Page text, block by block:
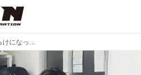
「どんなに血だらけになっても、最後に勝つのは自分」RIZIN.15に出場する伊藤盛一郎が公開練習を実施！